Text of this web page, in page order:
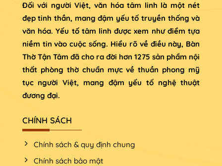
Đối với người Việt, văn hóa tâm linh là một nét
đẹp tinh thần, mang đậm yếu tố truyền thống và
văn hóa. Yếu tố tâm linh được xem như điểm tựa
niềm tin vào cuộc sống. Hiểu rõ về điều này, Bàn
Thờ Tận Tâm đã cho ra đời hơn 1275 sản phẩm nội
thất phòng thờ chuẩn mực về thuần phong mỹ
tục người Việt, mang đậm yếu tố nghệ thuật
đương đại.
CHÍNH SÁCH
Chính sách & quy định chung
Chính sách bảo mật